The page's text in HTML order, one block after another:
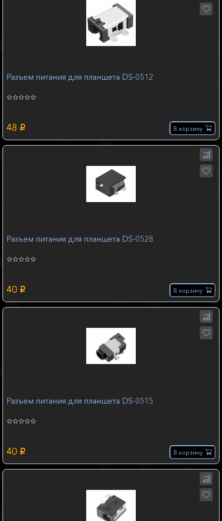
Разъем питания для планшета DS-0512
48 p В корзину
Разъем питания для планшета DS-0528
40 p В корзину
Разъем питания для планшета DS-0515
40 p В корзину